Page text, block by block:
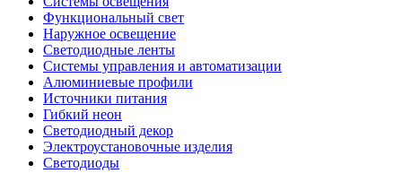
Функциональный свет
Наружное освещение
Светодиодные ленты
Системы управления и автоматизации
Алюминиевые профили
Источники питания
Гибкий неон
Светодиодный декор
Электроустановочные изделия
Светодиоды